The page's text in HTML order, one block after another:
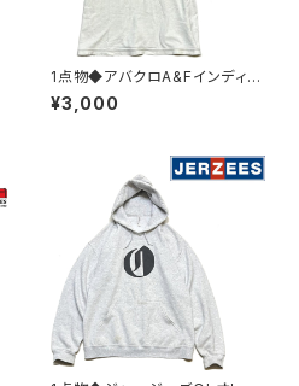
1点物◆アバクロA&Fインディア
ン半袖ビンテージ加工Tシャツ
古着メンズMLレディースOKア
¥3,000